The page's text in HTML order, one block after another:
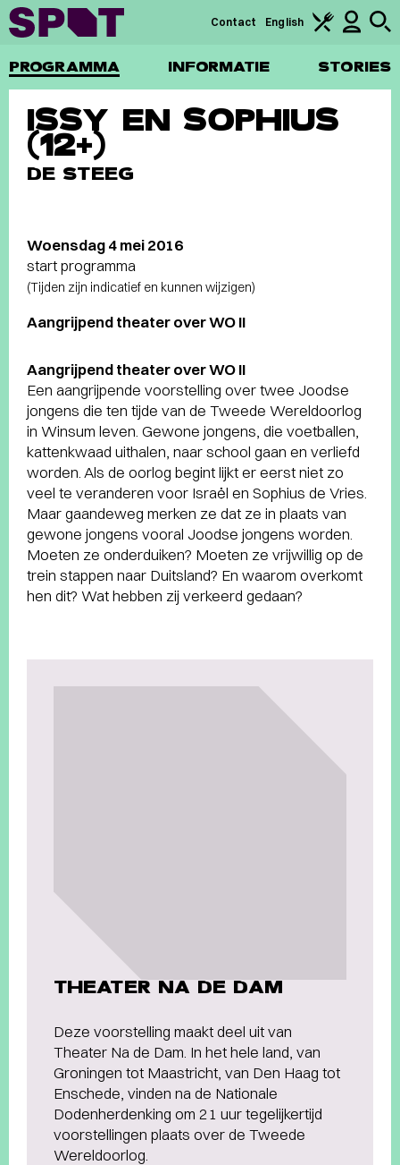
PROGRAMMA INFORMATIE STORIES
Contact English
ISSY EN SOPHIUS
(12+)
DE STEEG
Woensdag 4 mei 2016
start programma
(Tijden zijn indicatief en kunnen wijzigen)
Aangrijpend theater over WO II
Aangrijpend theater over WO II
Een aangrijpende voorstelling over twee Joodse
jongens die ten tijde van de Tweede Wereldoorlog
in Winsum leven. Gewone jongens, die voetballen,
kattenkwaad uithalen, naar school gaan en verliefd
worden. Als de oorlog begint lijkt er eerst niet zo
veel te veranderen voor Israël en Sophius de Vries.
Maar gaandeweg merken ze dat ze in plaats van
gewone jongens vooral Joodse jongens worden.
Moeten ze onderduiken? Moeten ze vrijwillig op de
trein stappen naar Duitsland? En waarom overkomt
hen dit? Wat hebben zij verkeerd gedaan?
THEATER NA DE DAM
Deze voorstelling maakt deel uit van
Theater Na de Dam. In het hele land, van
Groningen tot Maastricht, van Den Haag tot
Enschede, vinden na de Nationale
Dodenherdenking om 21 uur tegelijkertijd
voorstellingen plaats over de Tweede
Wereldoorlog.